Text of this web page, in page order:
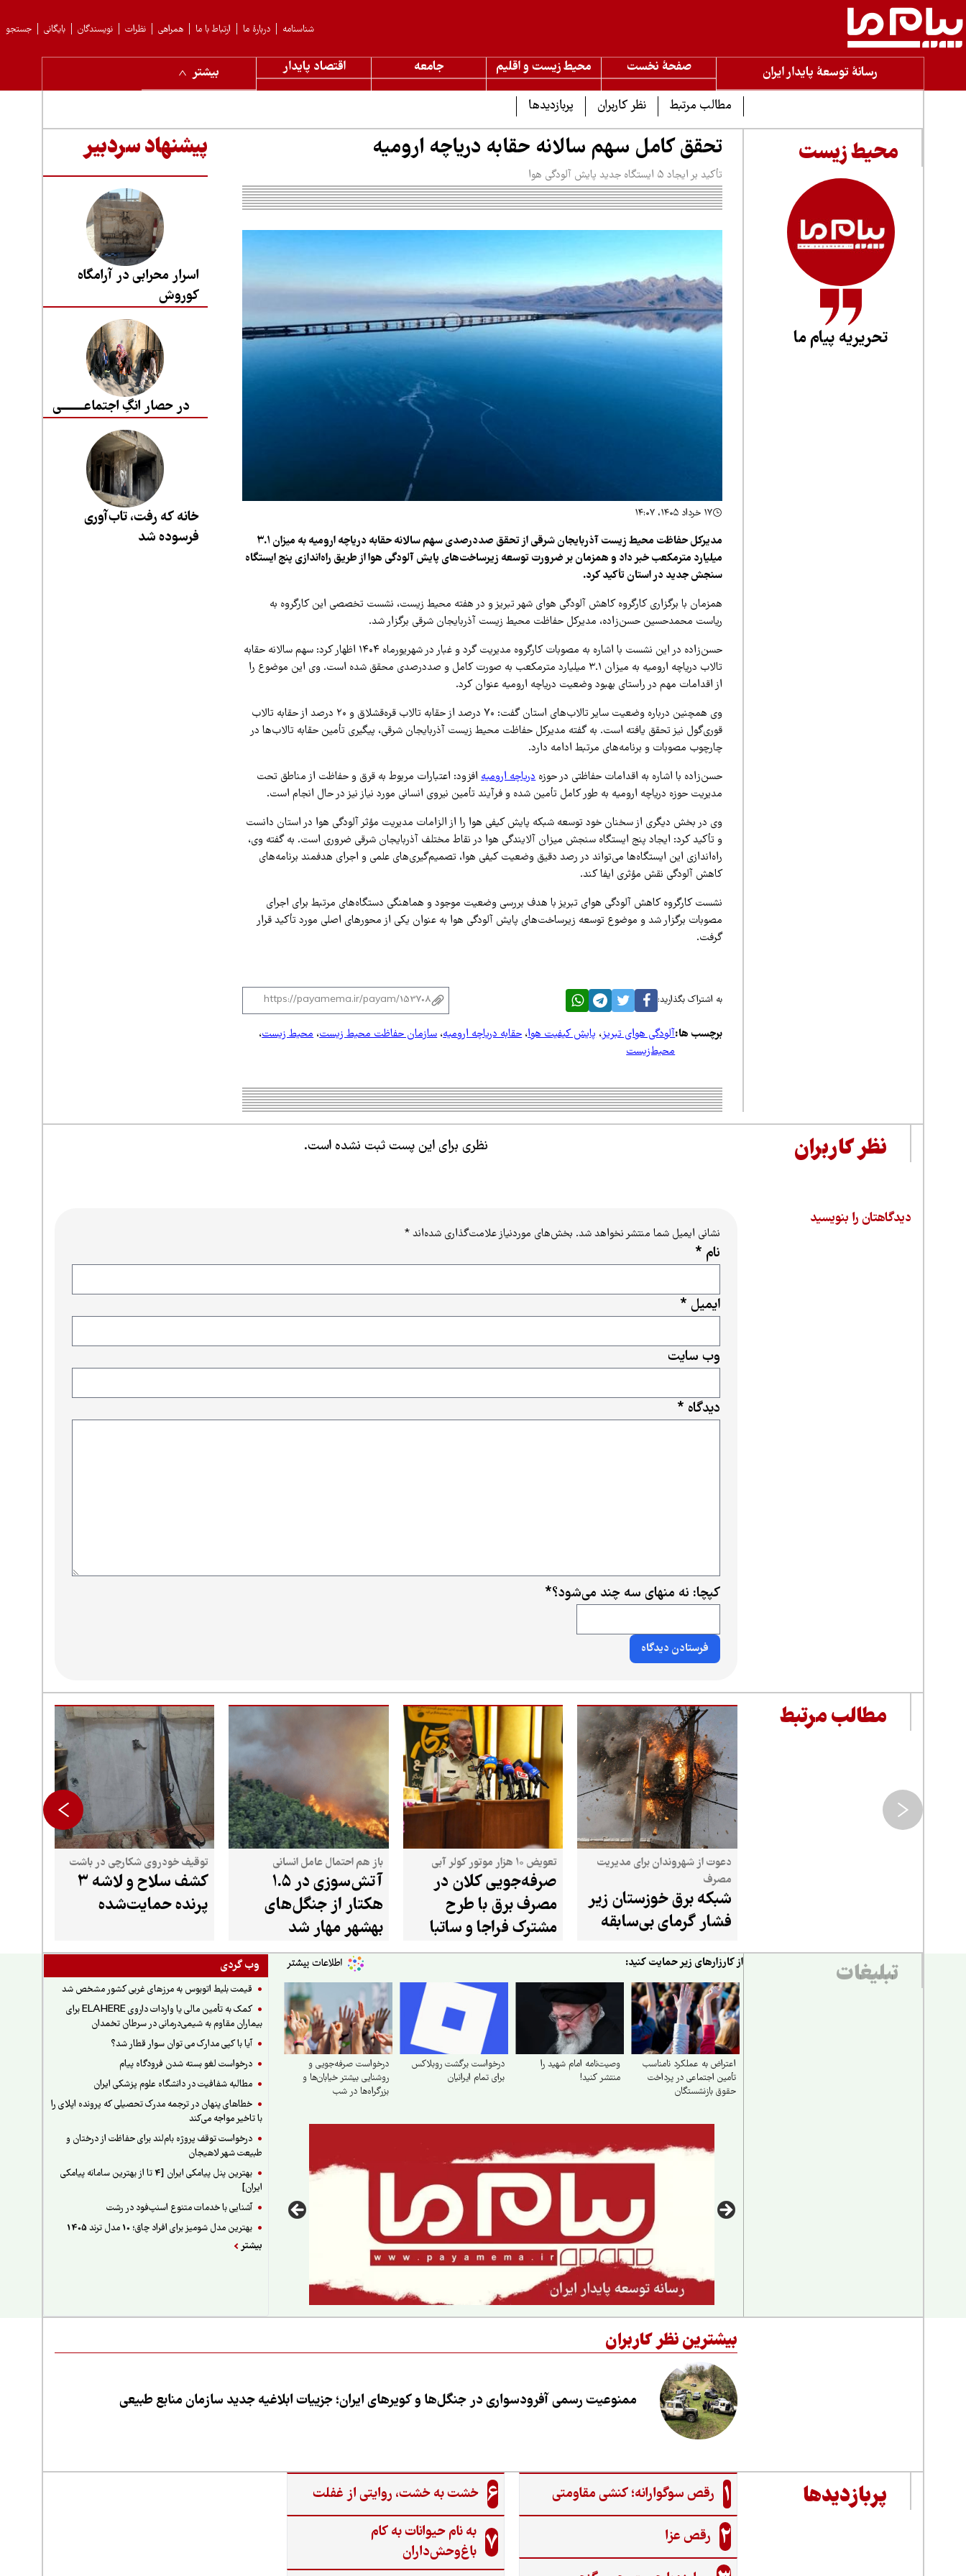
جستجو بایگانی نویسندگان نظرات همراهی ارتباط با ما دربارهٔ ما شناسنامه
رسانۀ توسعۀ پایدار ایران صفحۀ نخست محیط زیست و اقلیم جامعه اقتصاد پایدار
بیشتر
مطالب مرتبط
نظر کاربران پربازدیدها
محیط زیست
تحریریه پیام ما
تحقق کامل سهم سالانه حقابه دریاچه ارومیه
تأکید بر ایجاد ۵ ایستگاه جدید پایش آلودگی هوا
۱۷ خرداد ۱۴۰۵، ۱۴:۰۷
مدیرکل حفاظت محیط زیست آذربایجان شرقی از تحقق صددرصدی سهم سالانه حقابه دریاچه ارومیه به میزان ۳.۱
میلیارد مترمکعب خبر داد و همزمان بر ضرورت توسعه زیرساخت‌های پایش آلودگی هوا از طریق راه‌اندازی پنج ایستگاه
سنجش جدید در استان تأکید کرد.
همزمان با برگزاری کارگروه کاهش آلودگی هوای شهر تبریز و در هفته محیط زیست، نشست تخصصی این کارگروه به
ریاست محمدحسین حسن‌زاده، مدیرکل حفاظت محیط زیست آذربایجان شرقی برگزار شد.
حسن‌زاده در این نشست با اشاره به مصوبات کارگروه مدیریت گرد و غبار در شهریورماه ۱۴۰۴ اظهار کرد: سهم سالانه حقابه
تالاب دریاچه ارومیه به میزان ۳.۱ میلیارد مترمکعب به صورت کامل و صددرصدی محقق شده است. وی این موضوع را
از اقدامات مهم در راستای بهبود وضعیت دریاچه ارومیه عنوان کرد.
وی همچنین درباره وضعیت سایر تالاب‌های استان گفت: ۷۰ درصد از حقابه تالاب قره‌قشلاق و ۲۰ درصد از حقابه تالاب
قوری‌گول نیز تحقق یافته است. به گفته مدیرکل حفاظت محیط زیست آذربایجان شرقی، پیگیری تأمین حقابه تالاب‌ها در
چارچوب مصوبات و برنامه‌های مرتبط ادامه دارد.
حسن‌زاده با اشاره به اقدامات حفاظتی در حوزهدریاچه ارومیهافزود: اعتبارات مربوط به قرق و حفاظت از مناطق تحت
مدیریت حوزه دریاچه ارومیه به طور کامل تأمین شده و فرآیند تأمین نیروی انسانی مورد نیاز نیز در حال انجام است.
وی در بخش دیگری از سخنان خود توسعه شبکه پایش کیفی هوا را از الزامات مدیریت مؤثر آلودگی هوا در استان دانست
و تأکید کرد: ایجاد پنج ایستگاه سنجش میزان آلایندگی هوا در نقاط مختلف آذربایجان شرقی ضروری است. به گفته وی،
راه‌اندازی این ایستگاه‌ها می‌تواند در رصد دقیق وضعیت کیفی هوا، تصمیم‌گیری‌های علمی و اجرای هدفمند برنامه‌های
کاهش آلودگی نقش مؤثری ایفا کند.
نشست کارگروه کاهش آلودگی هوای تبریز با هدف بررسی وضعیت موجود و هماهنگی دستگاه‌های مرتبط برای اجرای
مصوبات برگزار شد و موضوع توسعه زیرساخت‌های پایش آلودگی هوا به عنوان یکی از محورهای اصلی مورد تأکید قرار
گرفت.
به اشتراک بگذارید:
برچسب ها:آلودگی هوای تبریز،پایش کیفیت هوا،حقابه دریاچه ارومیه،سازمان حفاظت محیط زیست،محیط زیست،
محیط‌زیست
پیشنهاد سردبیر
اسرار محرابی در آرامگاه
کوروش
در حصار انگِ اجتماعــــــــی
خانه که رفت، تاب‌آوری
فرسوده شد
نظر کاربران نظری برای این پست ثبت نشده است.
دیدگاهتان را بنویسید
نشانی ایمیل شما منتشر نخواهد شد. بخش‌های موردنیاز علامت‌گذاری شده‌اند*
دیدگاه *
نام *
ایمیل *
وب‌ سایت
کپچا: نه منهای سه چند می‌شود؟*
مطالب مرتبط
دعوت از شهروندان برای مدیریت
مصرف
شبکه برق خوزستان زیر
فشار گرمای بی‌سابقه
تعویض ۱۰ هزار موتور کولر آبی
صرفه‌جویی کلان در
مصرف برق با طرح
مشترک فراجا و ساتبا
باز هم احتمال عامل انسانی
آتش‌سوزی در ۱.۵
هکتار از جنگل‌های
بهشهر مهار شد
توقیف خودروی شکارچی در باشت
کشف سلاح و لاشه ۳
پرنده حمایت‌شده
تبلیغات وب گردی
قیمت بلیط اتوبوس به مرزهای غربی کشور مشخص شد
کمک به تأمین مالی یا واردات داروی ELAHERE برای
بیماران مقاوم به شیمی‌درمانی در سرطان تخمدان
آیا با کپی مدارک می توان سوار قطار شد؟
درخواست لغو بسته شدن فرودگاه پیام
مطالبه شفافیت در دانشگاه علوم پزشکی ایران
خطاهای پنهان در ترجمه مدرک تحصیلی که پرونده اپلای را
با تاخیر مواجه می‌کند
درخواست توقف پروژه بام‌لند برای حفاظت از درختان و
طبیعت شهر لاهیجان
بهترین پنل پیامکی ایران [4 تا از بهترین سامانه پیامکی
ایران]
آشنایی با خدمات متنوع اسنپ‌فود در رشت
بهترین مدل شومیز برای افراد چاق؛ 10 مدل ترند 1405
بیشتر
از کارزارهای زیر حمایت کنید:
اعتراض به عملکرد نامناسب
تأمین اجتماعی در پرداخت
حقوق بازنشستگان
وصیت‌نامه امام شهید را
منتشر کنید!
درخواست برگشت روبلاکس
برای تمام ایرانیان
درخواست صرفه‌جویی و
روشنایی بیشتر خیابان‌ها و
بزرگراه‌ها در شب
بیشترین نظر کاربران
ممنوعیت رسمی آفرودسواری در جنگل‌ها و کویرهای ایران؛ جزییات ابلاغیه جدید سازمان منابع طبیعی
پربازدیدها 1 رقص سوگوارانه؛ کنشی مقاومتی
2 رقص عزا
6 خشت به خشت، روایتی از غفلت
7 به نام حیوانات به کام
باغ‌وحش‌داران